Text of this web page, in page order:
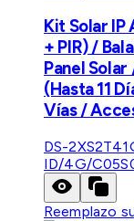
Kit Solar IP
+ PIR) /
Panel
(Hasta 11
Vías /
DS-
ID/4G/
Reemplazo